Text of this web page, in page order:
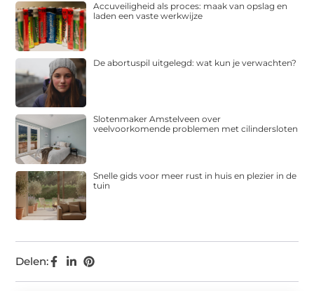
Delen:
Accuveiligheid als proces: maak van opslag en
laden een vaste werkwijze
De abortuspil uitgelegd: wat kun je verwachten?
Slotenmaker Amstelveen over
veelvoorkomende problemen met cilindersloten
Snelle gids voor meer rust in huis en plezier in de
tuin